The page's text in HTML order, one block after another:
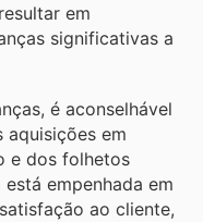
em
significativas a
é aconselhável
aquisições em
e dos folhetos
empenhada em
ao cliente,